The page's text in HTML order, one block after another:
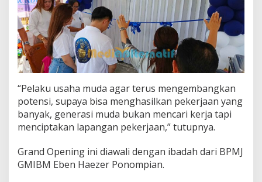
“Pelaku usaha muda agar terus mengembangkan
potensi, supaya bisa menghasilkan pekerjaan yang
banyak, generasi muda bukan mencari kerja tapi
menciptakan lapangan pekerjaan,” tutupnya.
Grand Opening ini diawali dengan ibadah dari BPMJ
GMIBM Eben Haezer Ponompian.